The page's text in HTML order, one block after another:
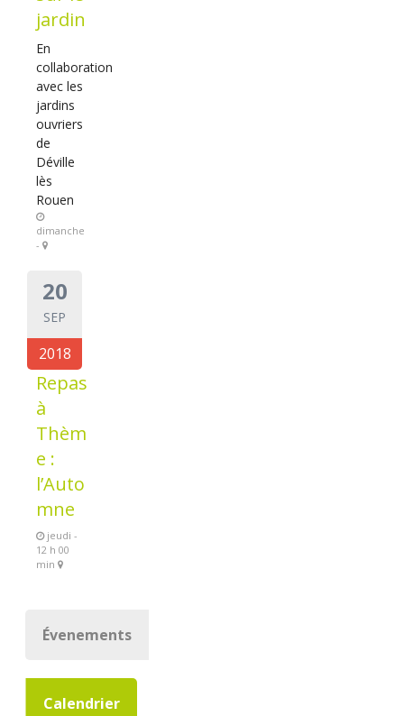
jardin
En
collaboration
avec les
jardins
ouvriers
de
Déville
lès
Rouen
dimanche
-
20
SEP
2018
Repas
à
Thèm
e :
l’Auto
mne
jeudi -
12 h 00
min
Évenements
Calendrier